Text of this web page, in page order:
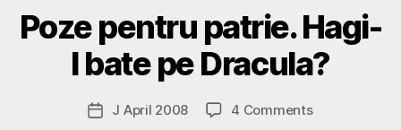
Poze pentru patrie. Hagi-
l bate pe Dracula?
Post
g
o
s
p
d
PostJ April 2008 4 Commentson